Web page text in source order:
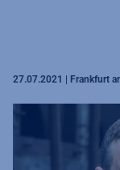
27.07.2021 | Frankfurt